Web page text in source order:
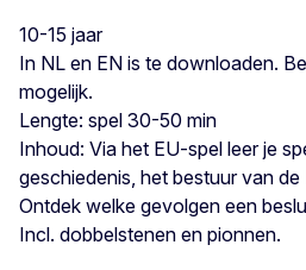
10-15 jaar
In NL en EN is te downloaden.
mogelijk.
Lengte: spel 30-50 min
Inhoud: Via het EU-spel leer je
geschiedenis, het bestuur van de
Ontdek welke gevolgen een
Incl. dobbelstenen en pionnen.